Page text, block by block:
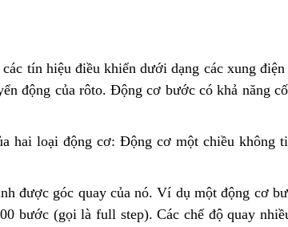
tín hiệu điều khiển dưới dạng các xung
động của rôto. Động cơ bước có khả năng
hai loại động cơ: Động cơ một chiều không
được góc quay của nó. Ví dụ một động cơ
bước (gọi là full step). Các chế độ quay